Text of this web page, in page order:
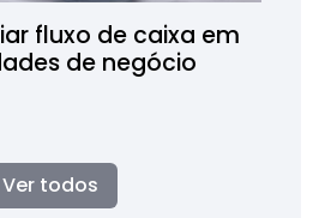
fluxo de caixa em
de negócio
Ver todos